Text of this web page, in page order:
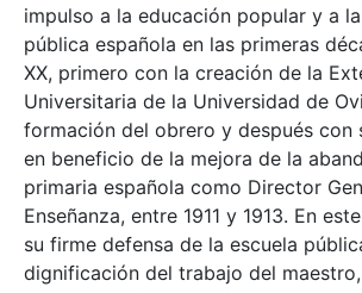
impulso a la educación popular y a
pública española en las primeras
XX, primero con la creación de la
Universitaria de la Universidad de
formación del obrero y después con
en beneficio de la mejora de la
primaria española como Director
Enseñanza, entre 1911 y 1913. En
su firme defensa de la escuela
dignificación del trabajo del